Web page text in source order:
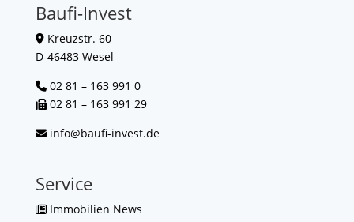
Baufi-Invest
Kreuzstr. 60
D-46483 Wesel
02 81 – 163 991 0
02 81 – 163 991 29
info@baufi-invest.de
Service
Immobilien News